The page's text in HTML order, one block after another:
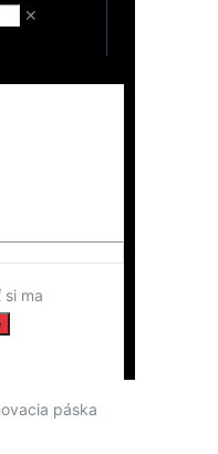
✕
si ma
páska